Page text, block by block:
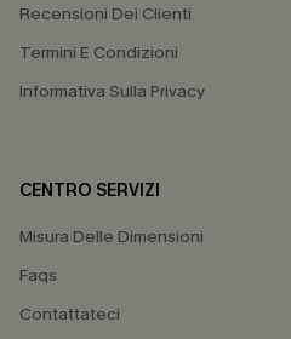
Recensioni Dei Clienti
Termini E Condizioni
Informativa Sulla Privacy
CENTRO SERVIZI
Misura Delle Dimensioni
Faqs
Contattateci